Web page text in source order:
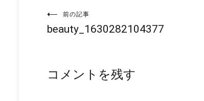
投
ナ
前の記事
beauty_1630282104377
コメントを残す